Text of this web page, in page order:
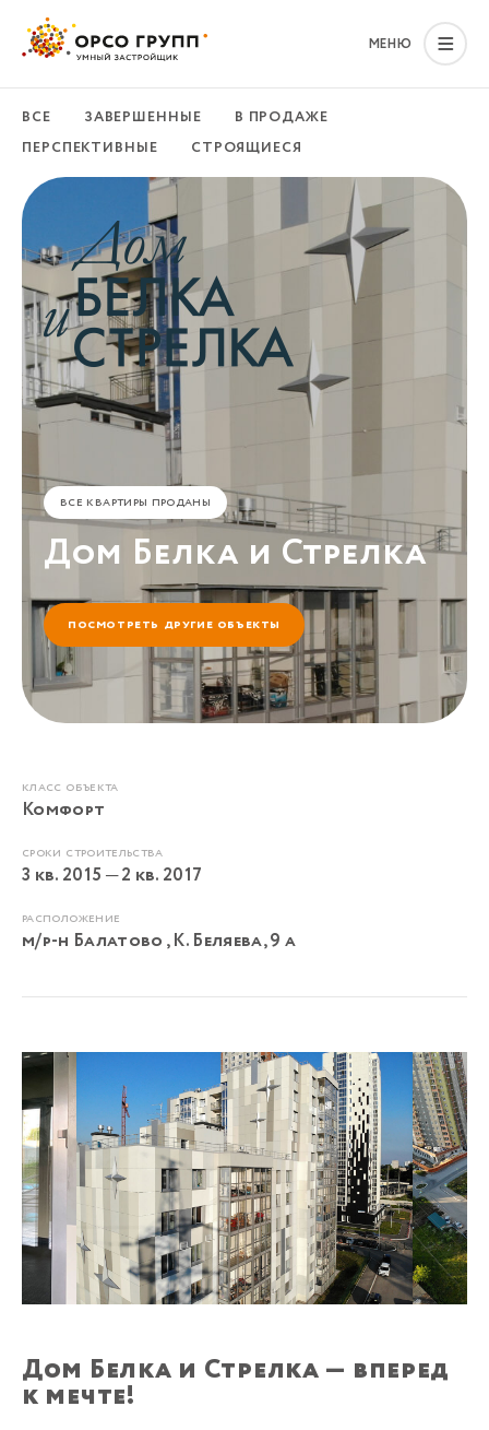
МЕНЮ
ВСЕ ЗАВЕРШЕННЫЕ
В ПРОДАЖЕ
ПЕРСПЕКТИВНЫЕ
СТРОЯЩИЕСЯ
Все квартиры проданы
Дом Белка и Стрелка
посмотреть другие объекты
Класс объекта
Комфорт
Сроки строительства
3 кв. 2015 ─ 2 кв. 2017
Расположение
м/р-н Балатово , К. Беляева, 9 а
Дом Белка и Стрелка — вперед
к мечте!